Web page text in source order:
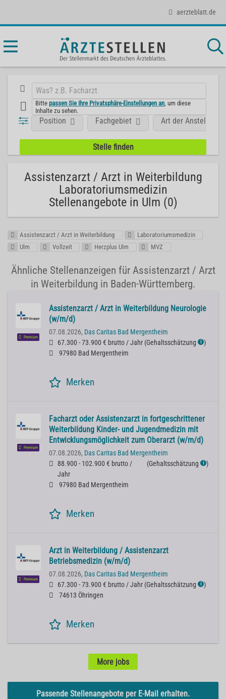
aerzteblatt.de
Bittepassen Sie Ihre Privatsphäre-Einstellungen an , um diese
Inhalte zu sehen.
Position Fachgebiet Art der Anstellung
Assistenzarzt / Arzt in Weiterbildung
Laboratoriumsmedizin
Stellenangebote in Ulm (0)
Assistenzarzt / Arzt in Weiterbildung
Laboratoriumsmedizin
Ulm
Vollzeit Herzplus Ulm MVZ
Ähnliche Stellenanzeigen für Assistenzarzt / Arzt
in Weiterbildung in Baden-Württemberg.
Premium
Assistenzarzt / Arzt in Weiterbildung Neurologie
(w/m/d)
07.08.2026, Das Caritas Bad Mergentheim
67.300 - 73.900 € brutto / Jahr (Gehaltsschätzung ℹ )
97980 Bad Mergentheim
Merken
Premium
Facharzt oder Assistenzarzt in fortgeschrittener
Weiterbildung Kinder- und Jugendmedizin mit
Entwicklungsmöglichkeit zum Oberarzt (w/m/d)
07.08.2026, Das Caritas Bad Mergentheim
88.900 - 102.900 € brutto /
Jahr
(Gehaltsschätzung ℹ )
97980 Bad Mergentheim
Merken
Premium
Arzt in Weiterbildung / Assistenzarzt
Betriebsmedizin (w/m/d)
07.08.2026, Das Caritas Bad Mergentheim
67.300 - 73.900 € brutto / Jahr (Gehaltsschätzung ℹ )
74613 Öhringen
Merken
More jobs
Passende Stellenangebote per E-Mail erhalten.